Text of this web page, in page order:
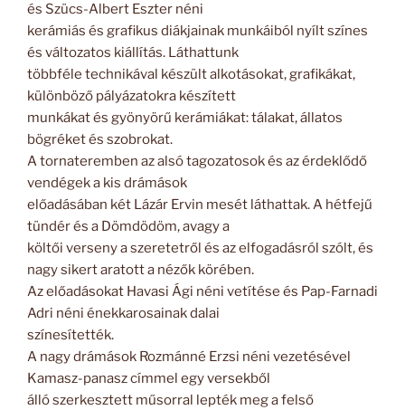
és Szücs-Albert Eszter néni
kerámiás és grafikus diákjainak munkáiból nyílt színes
és változatos kiállítás. Láthattunk
többféle technikával készült alkotásokat, grafikákat,
különböző pályázatokra készített
munkákat és gyönyörű kerámiákat: tálakat, állatos
bögréket és szobrokat.
A tornateremben az alsó tagozatosok és az érdeklődő
vendégek a kis drámások
előadásában két Lázár Ervin mesét láthattak. A hétfejű
tündér és a Dömdödöm, avagy a
költői verseny a szeretetről és az elfogadásról szólt, és
nagy sikert aratott a nézők körében.
Az előadásokat Havasi Ági néni vetítése és Pap-Farnadi
Adri néni énekkarosainak dalai
színesítették.
A nagy drámások Rozmánné Erzsi néni vezetésével
Kamasz-panasz címmel egy versekből
álló szerkesztett műsorral lepték meg a felső